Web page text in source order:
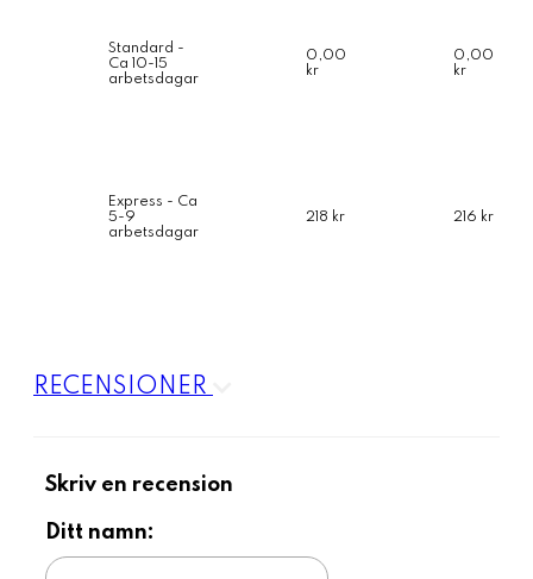
Standard -
Ca 10-15
arbetsdagar
0,00
kr
0,00
kr
Express - Ca
5-9
arbetsdagar
218 kr 216 kr
RECENSIONER
Skriv en recension
Ditt namn: